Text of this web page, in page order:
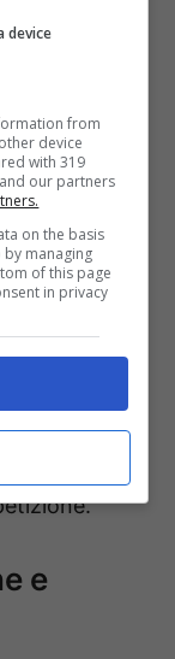
dal
milita
Questo,
alla
gli
il livello
E
un equilibrio
e
e
device
from
device
with 319
our partners
on the basis
managing
of this page
in privacy